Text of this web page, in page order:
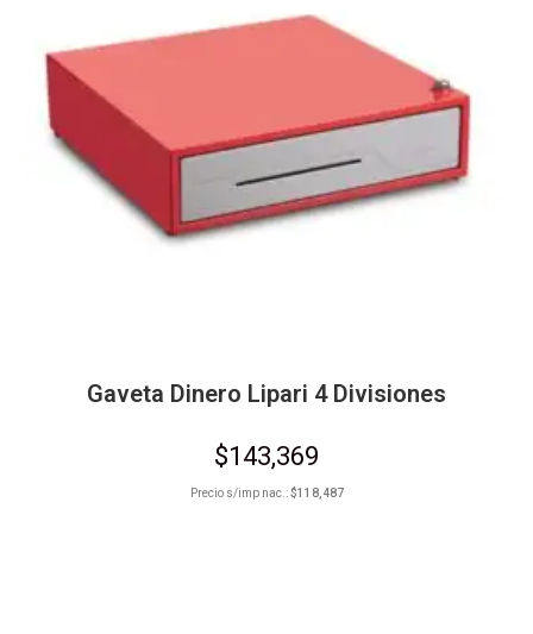
Gaveta Dinero Lipari 4 Divisiones
$143,369
Precio s/imp nac.:$118,487